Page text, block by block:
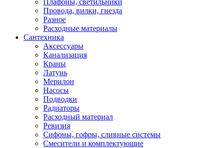
Плафоны, светильники
Провода, вилки, гнезда
Разное
Расходные материалы
Сантехника
Аксессуары
Канализация
Краны
Латунь
Мерилон
Насосы
Подводки
Радиаторы
Расходный материал
Ревизия
Сифоны, гофры, сливные системы
Смесители и комплектующие